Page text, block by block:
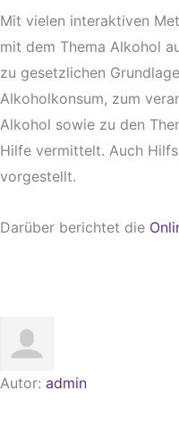
Mit vielen interaktiven
mit dem Thema Alkohol
zu gesetzlichen
Alkoholkonsum, zum
Alkohol sowie zu den
Hilfe vermittelt. Auch
vorgestellt.
Darüber berichtet die
Autor: admin